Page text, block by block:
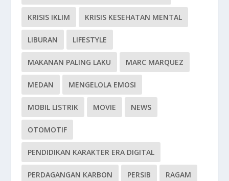
KRISIS IKLIM KRISIS KESEHATAN MENTAL
LIBURAN LIFESTYLE
MAKANAN PALING LAKU MARC MARQUEZ
MEDAN MENGELOLA EMOSI
MOBIL LISTRIK MOVIE NEWS
OTOMOTIF
PENDIDIKAN KARAKTER ERA DIGITAL
PERDAGANGAN KARBON PERSIB RAGAM